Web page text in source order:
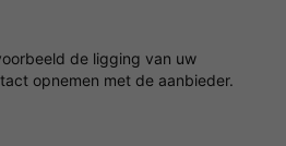
de ligging van uw
opnemen met de aanbieder.